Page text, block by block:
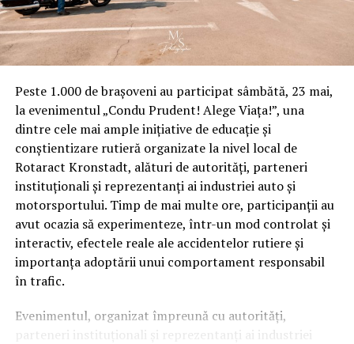
Peste 1.000 de brașoveni au participat sâmbătă, 23 mai,
la evenimentul „Condu Prudent! Alege Viața!”, una
dintre cele mai ample inițiative de educație și
conștientizare rutieră organizate la nivel local de
Rotaract Kronstadt, alături de autorități, parteneri
instituționali și reprezentanți ai industriei auto și
motorsportului. Timp de mai multe ore, participanții au
avut ocazia să experimenteze, într-un mod controlat și
interactiv, efectele reale ale accidentelor rutiere și
importanța adoptării unui comportament responsabil
în trafic.
Evenimentul, organizat împreună cu autorități,
parteneri instituționali și reprezentanți ai industriei